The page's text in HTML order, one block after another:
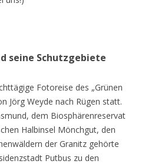
seine Schutzgebiete
Fotoreise des „Grünen
Jörg Weyde nach Rügen statt.
dem Biosphärenreservat
Halbinsel Mönchgut, den
der Granitz gehörte
Putbus zu den